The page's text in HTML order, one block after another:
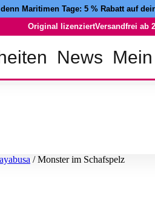
Maritimen Tage: 5 % Rabattauf
Original lizenziertVersandfrei ab
News
/ Monster im Schafspelz